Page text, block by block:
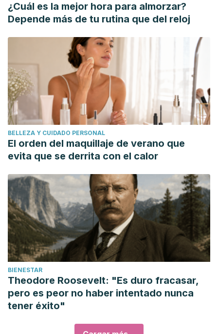
¿Cuál es la mejor hora para almorzar?
Depende más de tu rutina que del reloj
BELLEZA Y CUIDADO PERSONAL
El orden del maquillaje de verano que
evita que se derrita con el calor
BIENESTAR
Theodore Roosevelt: "Es duro fracasar,
pero es peor no haber intentado nunca
tener éxito"